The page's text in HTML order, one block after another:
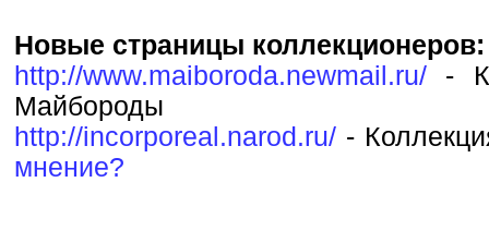
Новые страницы коллекционеров:
http://www.maiboroda.newmail.ru/ -
Майбороды
http://incorporeal.narod.ru/ -
мнение?